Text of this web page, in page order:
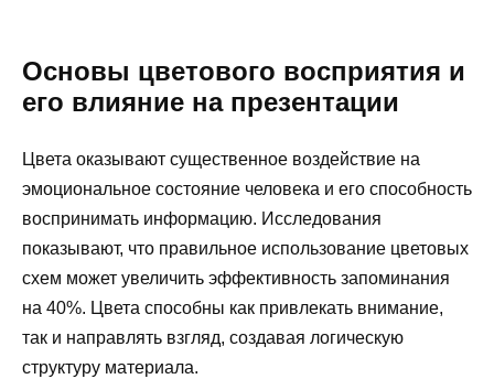
Основы цветового восприятия и
его влияние на презентации
Цвета оказывают существенное воздействие на
эмоциональное состояние человека и его способность
воспринимать информацию. Исследования
показывают, что правильное использование цветовых
схем может увеличить эффективность запоминания
на 40%. Цвета способны как привлекать внимание,
так и направлять взгляд, создавая логическую
структуру материала.